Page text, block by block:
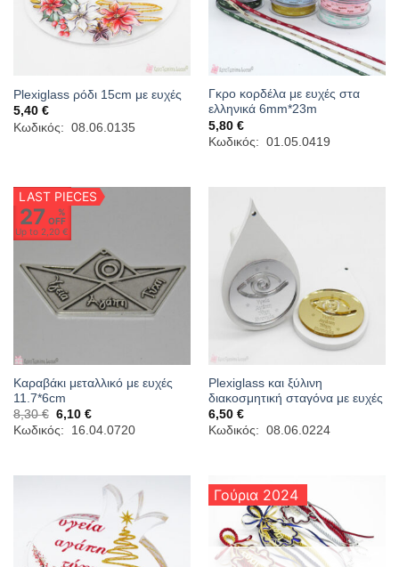
Plexiglass ρόδι 15cm με ευχές
5,40 €
Κωδικός: 08.06.0135
Γκρο κορδέλα με ευχές στα
ελληνικά 6mm*23m
5,80 €
Κωδικός: 01.05.0419
LAST PIECES
27
%
OFF
Up to 2,20 €
Καραβάκι μεταλλικό με ευχές
11.7*6cm
8,30€ Original
price
was:
6,10 €Η
τρέχουσα
τιμή
Κωδικός: 16.04.0720
Plexiglass και ξύλινη
διακοσμητική σταγόνα με ευχές
6,50 €
Κωδικός: 08.06.0224
Γούρια 2024